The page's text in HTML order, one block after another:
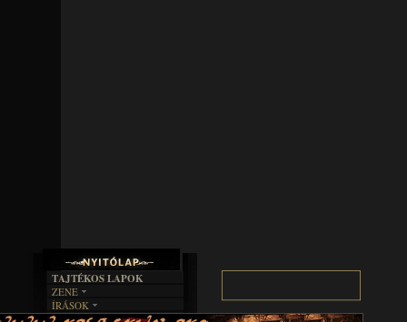
TAJTÉKOS LAPOK
ZENE
EGYÜTTESEK
ÍRÁSOK
BOSZORKÁNYKONYHA